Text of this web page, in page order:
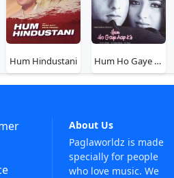
Hum Hindustani Hum Ho Gaye Aap Ke
About Us
Paglaworldz is made
specially for people
who love music. We